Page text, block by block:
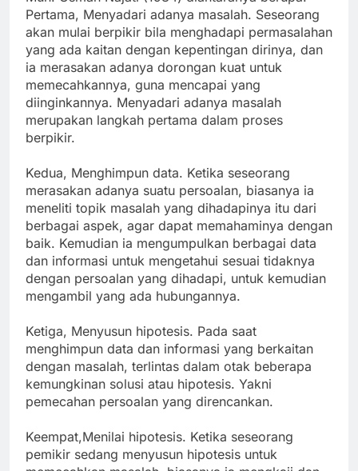
Pertama, Menyadari adanya masalah. Seseorang
akan mulai berpikir bila menghadapi permasalahan
yang ada kaitan dengan kepentingan dirinya, dan
ia merasakan adanya dorongan kuat untuk
memecahkannya, guna mencapai yang
diinginkannya. Menyadari adanya masalah
merupakan langkah pertama dalam proses
berpikir.
Kedua, Menghimpun data. Ketika seseorang
merasakan adanya suatu persoalan, biasanya ia
meneliti topik masalah yang dihadapinya itu dari
berbagai aspek, agar dapat memahaminya dengan
baik. Kemudian ia mengumpulkan berbagai data
dan informasi untuk mengetahui sesuai tidaknya
dengan persoalan yang dihadapi, untuk kemudian
mengambil yang ada hubungannya.
Ketiga, Menyusun hipotesis. Pada saat
menghimpun data dan informasi yang berkaitan
dengan masalah, terlintas dalam otak beberapa
kemungkinan solusi atau hipotesis. Yakni
pemecahan persoalan yang direncankan.
Keempat,Menilai hipotesis. Ketika seseorang
pemikir sedang menyusun hipotesis untuk